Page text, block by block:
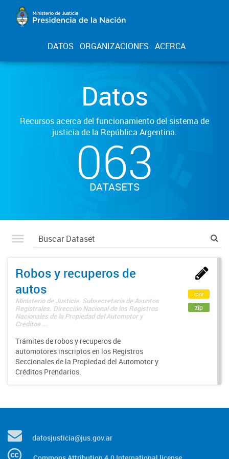
DATOS ORGANIZACIONES ACERCA
Datos
Recursos acerca del funcionamiento del sistema de
justicia de la República Argentina.
063
DATASETS
Robos y recuperos de
autos
Ministerio de Justicia. Subsecretaría de Asuntos
Registrales. Dirección Nacional de los Registros
Nacionales de la Propiedad del Automotor y
Créditos ...
Trámites de robos y recuperos de
automotores inscriptos en los Registros
Seccionales de la Propiedad del Automotor y
Créditos Prendarios.
csv
zip
datosjusticia@jus.gov.ar